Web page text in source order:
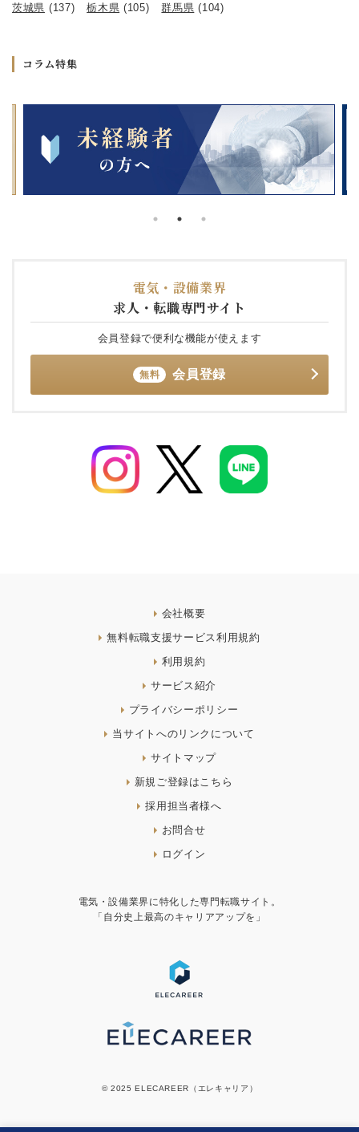
茨城県 (137) 栃木県 (105) 群馬県 (104)
コラム特集
電気・設備業界
求人・転職専門サイト
会員登録で便利な機能が使えます
無料 会員登録
会社概要
無料転職支援サービス利用規約
利用規約
サービス紹介
プライバシーポリシー
当サイトへのリンクについて
サイトマップ
新規ご登録はこちら
採用担当者様へ
お問合せ
ログイン
電気・設備業界に特化した専門転職サイト。
「自分史上最高のキャリアアップを」
© 2025 ELECAREER（エレキャリア）